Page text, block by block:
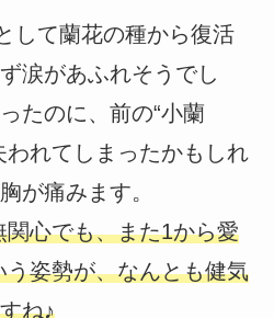
して蘭花の種から復活
涙があふれそうでし
たのに、前の“小蘭
われてしまったかもしれ
が痛みます。
関心でも、また1から愛
う姿勢が、なんとも健気
ね♪